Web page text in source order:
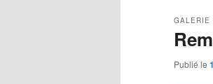
GALERIE
Publié le